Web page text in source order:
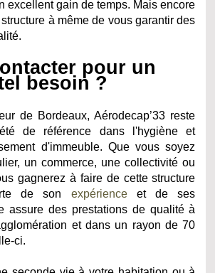
excellent gain de temps. Mais encore
à même de vous garantir des
pour un
besoin ?
de Bordeaux, Aérodecap’33 reste
de référence dans l'hygiène et
d'immeuble. Que vous soyez
un commerce, une collectivité ou
gagnerez à faire de cette structure
de son expérienceet de ses
assure des prestations de qualité à
et dans un rayon de 70
ci.